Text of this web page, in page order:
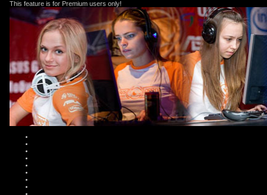
This feature is for Premium users only!